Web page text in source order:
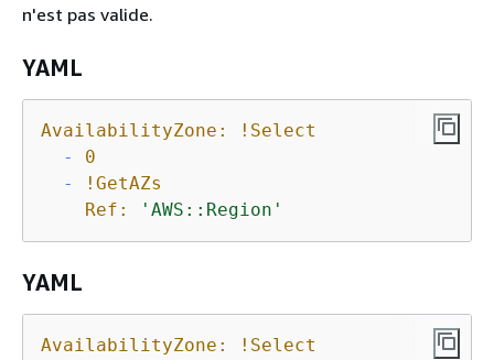
n'est pas valide.
YAML
AvailabilityZone:
!Select
-
0
-
!GetAZs
Ref:
'AWS::Region'
YAML
AvailabilityZone:
!Select